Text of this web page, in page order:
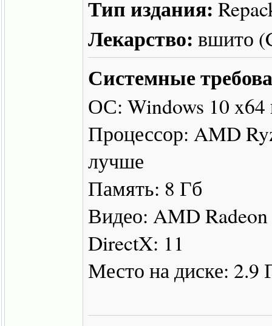
Тип издания:
Лекарство: вшито
Системные
ОС: Windows 10
Процессор: AMD
лучше
Память: 8 Гб
Видео: AMD
DirectX: 11
Место на диске: 2.9